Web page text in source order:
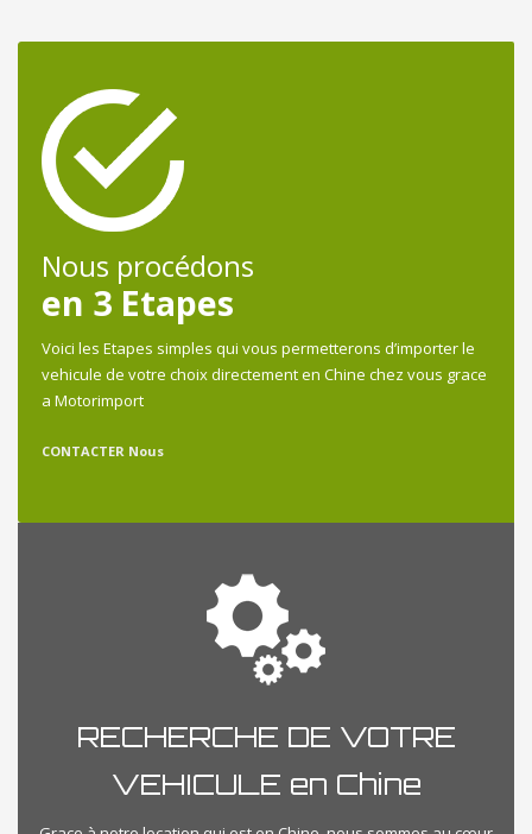
Nous procédons
en 3 Etapes
Voici les Etapes simples qui vous permetterons d’importer le
vehicule de votre choix directement en Chine chez vous grace
a Motorimport
CONTACTER Nous
RECHERCHE DE VOTRE
VEHICULE en Chine